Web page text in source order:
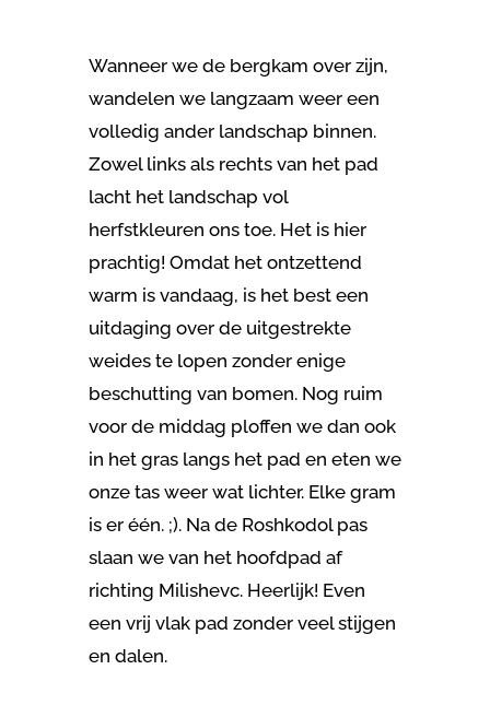
Wanneer we de bergkam over zijn,
wandelen we langzaam weer een
volledig ander landschap binnen.
Zowel links als rechts van het pad
lacht het landschap vol
herfstkleuren ons toe. Het is hier
prachtig! Omdat het ontzettend
warm is vandaag, is het best een
uitdaging over de uitgestrekte
weides te lopen zonder enige
beschutting van bomen. Nog ruim
voor de middag ploffen we dan ook
in het gras langs het pad en eten we
onze tas weer wat lichter. Elke gram
is er één. ;). Na de Roshkodol pas
slaan we van het hoofdpad af
richting Milishevc. Heerlijk! Even
een vrij vlak pad zonder veel stijgen
en dalen.